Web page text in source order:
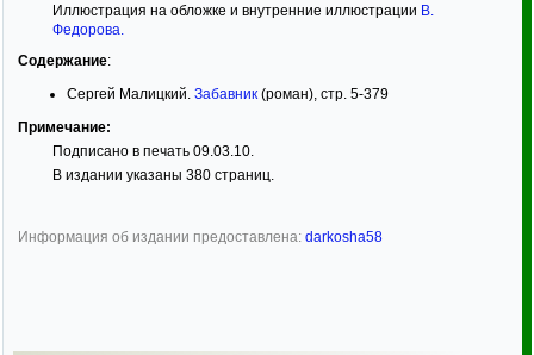
Иллюстрация на обложке и внутренние иллюстрации В.
Федорова
Содержание:
Сергей Малицкий. Забавник (роман), стр. 5-379
Примечание:
Подписано в печать 09.03.10.
В издании указаны 380 страниц.
Информация об издании предоставлена: darkosha58